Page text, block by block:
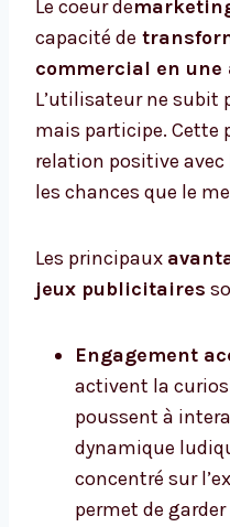
Le coeur de
capacité de
commercial en
L’utilisateur ne subit
mais participe. Cette
relation positive
les chances que le
Les principaux
jeux publicitaires
Engagement
activent la
poussent à
dynamique
concentré sur
permet de